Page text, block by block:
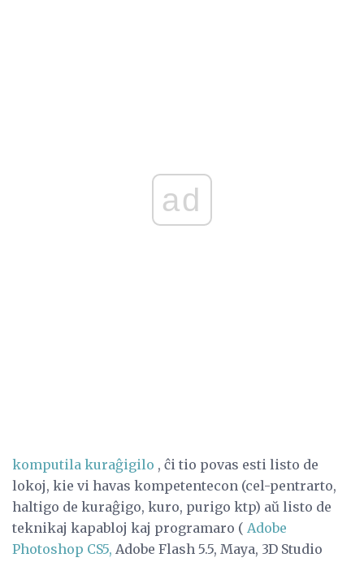
ad
komputila kuraĝigilo , ĉi tio povas esti listo de
lokoj, kie vi havas kompetentecon (cel-pentrarto,
haltigo de kuraĝigo, kuro, purigo ktp) aŭ listo de
teknikaj kapabloj kaj programaro ( Adobe
Photoshop CS5, Adobe Flash 5.5, Maya, 3D Studio